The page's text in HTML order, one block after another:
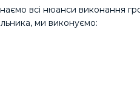
всі нюанси виконання
ми виконуємо: